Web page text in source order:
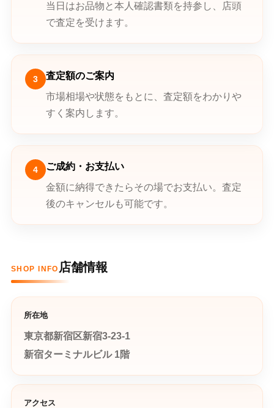
当日はお品物と本人確認書類を持参し、店頭
で査定を受けます。
3
査定額のご案内
市場相場や状態をもとに、査定額をわかりや
すく案内します。
4
ご成約・お支払い
金額に納得できたらその場でお支払い。査定
後のキャンセルも可能です。
SHOP INFO 店舗情報
所在地
東京都新宿区新宿3-23-1
新宿ターミナルビル 1階
アクセス